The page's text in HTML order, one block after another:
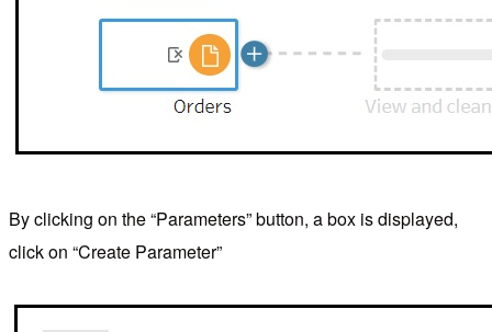
By clicking on the “Parameters” button, a box is displayed,
click on “Create Parameter”